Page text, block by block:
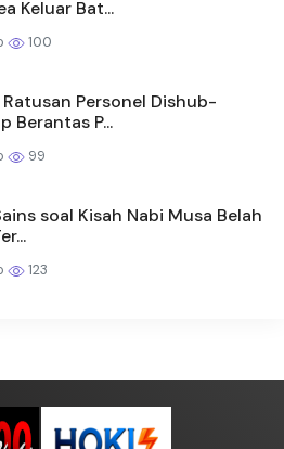
Keluar Bat...
100
Personel Dishub-
Berantas P...
99
soal Kisah Nabi Musa Belah
123